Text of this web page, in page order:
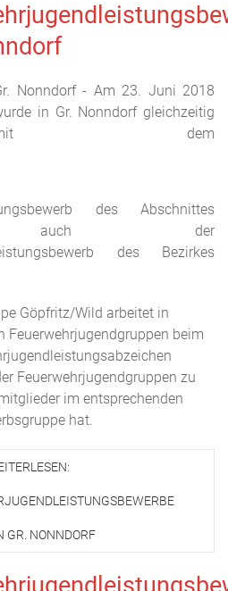
Nonndorf - Am 23. Juni 2018
in Gr. Nonndorf gleichzeitig
dem
des Abschnittes
auch der
des Bezirkes
Göpfritz/Wild arbeitet in
Feuerwehrjugendgruppen beim
Feuerwehrjugendgruppen zu
im entsprechenden
hat.
GR. NONNDORF